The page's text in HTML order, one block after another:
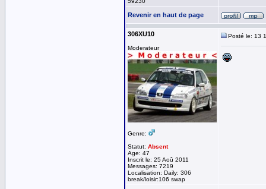
Revenir en haut de page
306XU10
Moderateur
Genre:
Statut: Absent
Age: 47
Inscrit le: 25 Aoû 2011
Messages: 7219
Localisation: Daily: 306
break/loisir:106 swap
Posté le: 13